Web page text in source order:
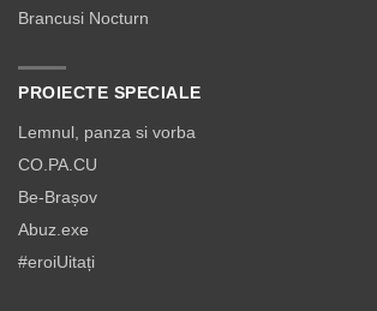
Brancusi Nocturn
PROIECTE SPECIALE
Lemnul, panza si vorba
CO.PA.CU
Be-Brașov
Abuz.exe
#eroiUitați